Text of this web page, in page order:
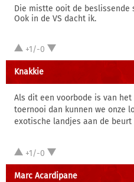
Die mistte ooit de beslissende
Ook in de VS dacht ik.
+1/-0
Knakkie
Als dit een voorbode is van
toernooi dan kunnen we onze
exotische landjes aan de beurt
+1/-0
Marc Acardipane